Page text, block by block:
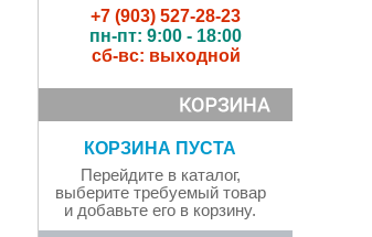
+7 (903) 527-28-23
пн-пт: 9:00 - 18:00
сб-вс: выходной
КОРЗИНА ПУСТА
Перейдите в каталог,
выберите требуемый товар
и добавьте его в корзину.